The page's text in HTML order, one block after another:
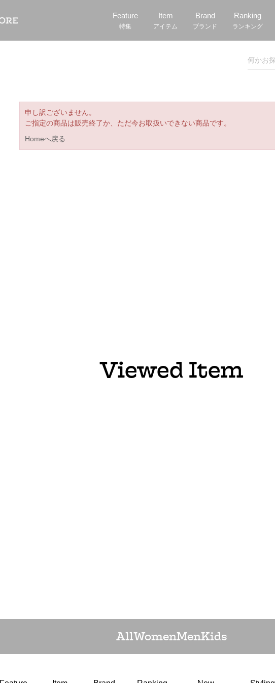
Feature
特集
Item
アイテム
Brand
ブランド
Ranking
ランキング
申し訳ございません。
ご指定の商品は販売終了か、ただ今お取扱いできない商品です。
Homeへ戻る
Viewed Item
AllWomenMenKids